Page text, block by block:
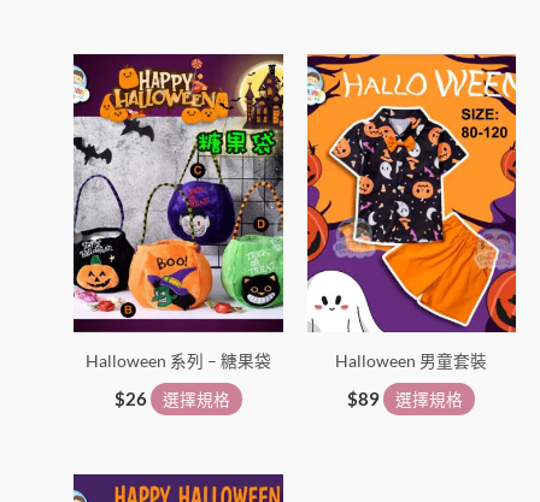
擇
選
項
Halloween 系列 – 糖果袋
$26 選擇規格
此
產
品
有
多
種
款
式。
可
在
產
品
選
Halloween 男童套裝
$89 選擇規格
此
產
品
種
款
式。
可
在
產
品
此